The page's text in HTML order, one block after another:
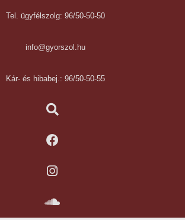
Tel. ügyfélszolg: 96/50-50-50
info@gyorszol.hu
Kár- és hibabej.: 96/50-50-55